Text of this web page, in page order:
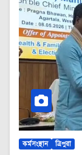
কর্মসংস্থান ত্রিপুরা